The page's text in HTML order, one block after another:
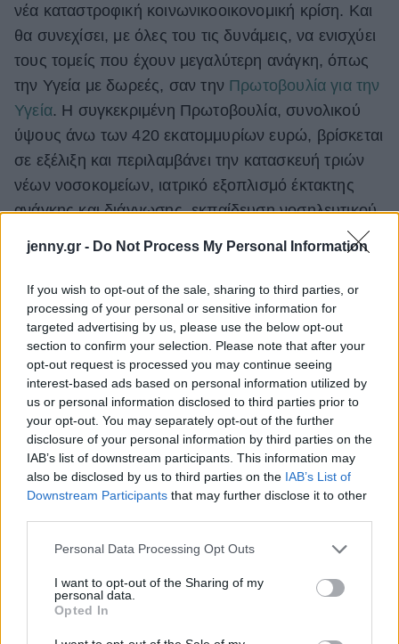
jenny.gr - Do Not Process My Personal Information
If you wish to opt-out of the sale, sharing to third parties, or
processing of your personal or sensitive information for
targeted advertising by us, please use the below opt-out
section to confirm your selection. Please note that after your
opt-out request is processed you may continue seeing
interest-based ads based on personal information utilized by
us or personal information disclosed to third parties prior to
your opt-out. You may separately opt-out of the further
disclosure of your personal information by third parties on the
IAB’s list of downstream participants. This information may
also be disclosed by us to third parties on the IAB’s List of
Downstream Participants that may further disclose it to other
Please note that this website/app uses one or more Google
not limited to your visit or usage behaviour. You may click to
grant or deny consent to Google and its third-party tags to
use your data for below specified purposes in below Google
consent section.
Personal Data Processing Opt Outs
I want to opt-out of the Sharing of my
personal data.
Opted In
νέα καταστροφική κοινωνικοοικονομική κρίση. Kαι
θα συνεχίσει, με όλες του τις δυνάμεις, να ενισχύει
τους τομείς που έχουν μεγαλύτερη ανάγκη, όπως
την Υγεία με δωρεές, σαν την Πρωτοβουλία για την
Υγεία. Η συγκεκριμένη Πρωτοβουλία, συνολικού
ύψους άνω των 420 εκατομμυρίων ευρώ, βρίσκεται
σε εξέλιξη και περιλαμβάνει την κατασκευή τριών
νέων νοσοκομείων, ιατρικό εξοπλισμό έκτακτης
ανάγκης και διάγνωσης, εκπαίδευση νοσηλευτικού
προσωπικού και εκπαιδευτικά προγράμματα για
την αντιμετώπιση του τραύματος και την πρόληψη
των ενδονοσοκομειακών λοιμώξεων. Κομμάτι της
Πρωτοβουλίας για την Υγεία είναι και η δωρεά στο
Νοσοκομείο «Ο Ευαγγελισμός», όπου οι κλίνες σε
ΜΕΘ και ΜΑΦ καθώς και εξοπλισμός, όπως
monitors και αναπνευστήρες, βοηθούν την
παρούσα κατάσταση.